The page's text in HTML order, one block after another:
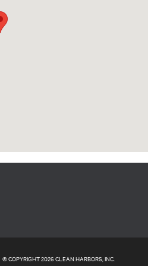
© COPYRIGHT 2026 CLEAN HARBORS, INC.